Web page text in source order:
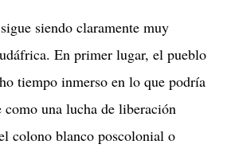
siendo claramente muy
En primer lugar, el pueblo
tiempo inmerso en lo que podría
como una lucha de liberación
colono blanco poscolonial o